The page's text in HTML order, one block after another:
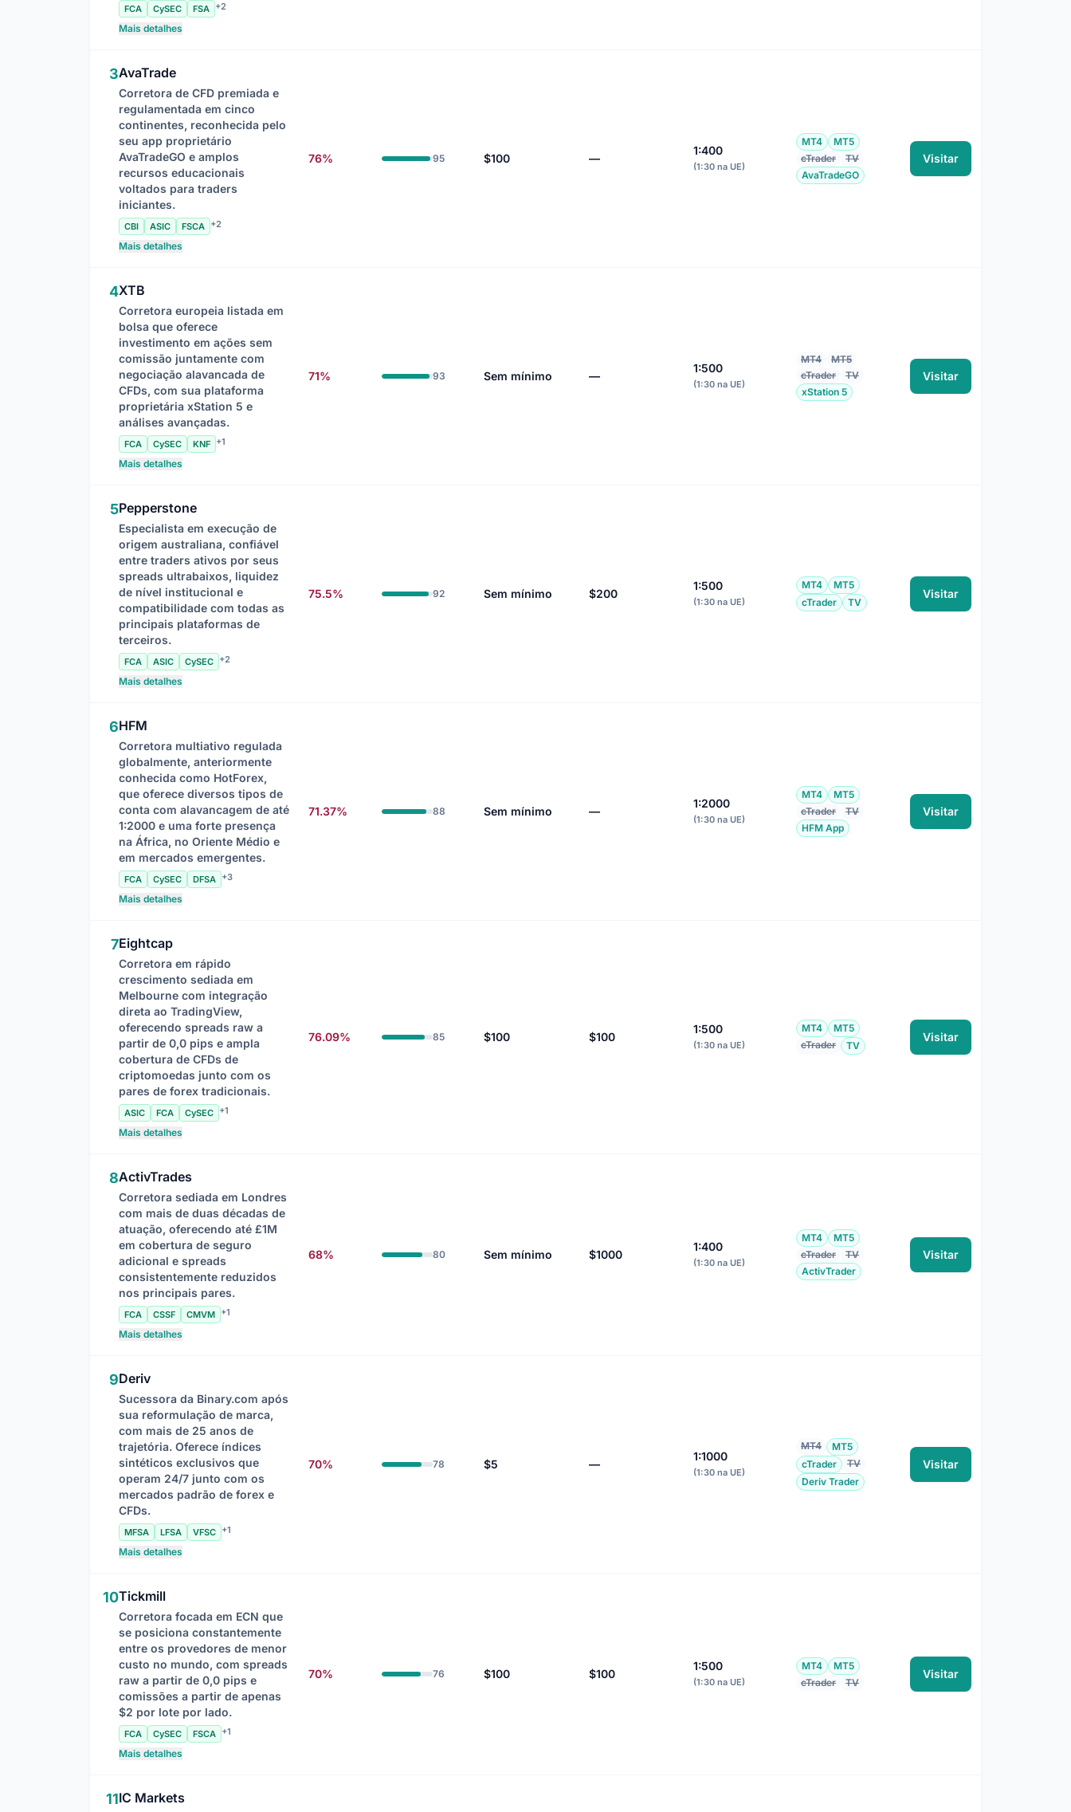
FCA CySEC FSA +2
Mais detalhes
3AvaTrade
Corretora de CFD premiada e
regulamentada em cinco
continentes, reconhecida pelo
seu app proprietário
AvaTradeGO e amplos
recursos educacionais
voltados para traders
iniciantes.
CBI ASIC FSCA +2
Mais detalhes
76% 95 $100 —
1:400
(1:30 na UE)
MT4
MT5
cTrader
TV
AvaTradeGO
Visitar
4XTB
Corretora europeia listada em
bolsa que oferece
investimento em ações sem
comissão juntamente com
negociação alavancada de
CFDs, com sua plataforma
proprietária xStation 5 e
análises avançadas.
FCA CySEC KNF +1
Mais detalhes
71% 93 Sem mínimo —
1:500
(1:30 na UE)
MT4
MT5
cTrader
TV
xStation 5
Visitar
5Pepperstone
Especialista em execução de
origem australiana, confiável
entre traders ativos por seus
spreads ultrabaixos, liquidez
de nível institucional e
compatibilidade com todas as
principais plataformas de
terceiros.
FCA ASIC CySEC +2
Mais detalhes
75.5% 92 Sem mínimo $200
1:500
(1:30 na UE)
MT4
MT5
cTrader
TV
Visitar
6HFM
Corretora multiativo regulada
globalmente, anteriormente
conhecida como HotForex,
que oferece diversos tipos de
conta com alavancagem de até
1:2000 e uma forte presença
na África, no Oriente Médio e
em mercados emergentes.
FCA CySEC DFSA +3
Mais detalhes
71.37% 88 Sem mínimo —
1:2000
(1:30 na UE)
MT4
MT5
cTrader
TV
HFM App
Visitar
7Eightcap
Corretora em rápido
crescimento sediada em
Melbourne com integração
direta ao TradingView,
oferecendo spreads raw a
partir de 0,0 pips e ampla
cobertura de CFDs de
criptomoedas junto com os
pares de forex tradicionais.
ASIC FCA CySEC +1
Mais detalhes
76.09% 85 $100 $100
1:500
(1:30 na UE)
MT4
MT5
cTrader
TV
Visitar
8ActivTrades
Corretora sediada em Londres
com mais de duas décadas de
atuação, oferecendo até £1M
em cobertura de seguro
adicional e spreads
consistentemente reduzidos
nos principais pares.
FCA CSSF CMVM +1
Mais detalhes
68% 80 Sem mínimo $1000
1:400
(1:30 na UE)
MT4
MT5
cTrader
TV
ActivTrader
Visitar
9Deriv
Sucessora da Binary.com após
sua reformulação de marca,
com mais de 25 anos de
trajetória. Oferece índices
sintéticos exclusivos que
operam 24/7 junto com os
mercados padrão de forex e
CFDs.
MFSA LFSA VFSC +1
Mais detalhes
70% 78 $5 —
1:1000
(1:30 na UE)
MT4
MT5
cTrader
TV
Deriv Trader
Visitar
10Tickmill
Corretora focada em ECN que
se posiciona constantemente
entre os provedores de menor
custo no mundo, com spreads
raw a partir de 0,0 pips e
comissões a partir de apenas
$2 por lote por lado.
FCA CySEC FSCA +1
Mais detalhes
70% 76 $100 $100
1:500
(1:30 na UE)
MT4
MT5
cTrader
TV
Visitar
11IC Markets